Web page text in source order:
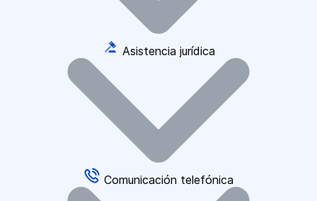
Asistencia jurídica
Comunicación telefónica